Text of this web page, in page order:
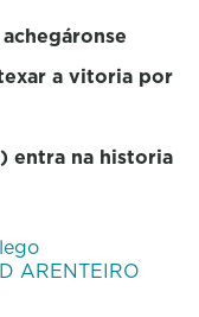
a vitoria por
entra na historia
ARENTEIRO